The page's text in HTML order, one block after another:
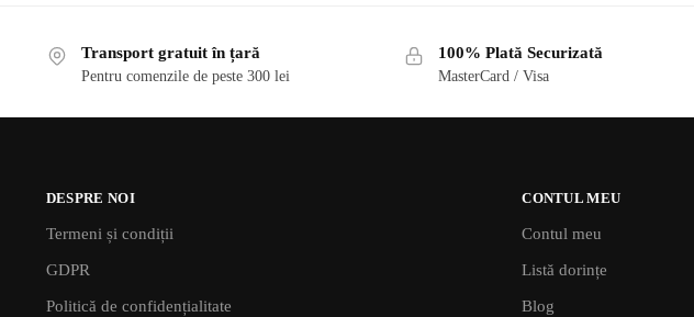
Transport gratuit în țară
Pentru comenzile de peste 300 lei
100% Plată Securizată
MasterCard / Visa
DESPRE NOI
Termeni și condiții
GDPR
Politică de confidențialitate
CONTUL MEU
Contul meu
Listă dorințe
Blog